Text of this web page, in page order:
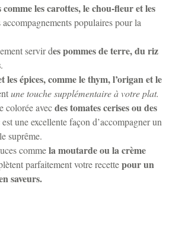
comme les carottes, le chou-fleur et les
accompagnements populaires pour la
servir des pommes de terre, du riz
.
les épices, comme le thym, l’origan et le
une touche supplémentaire à votre plat.
colorée avecdes tomates cerises ou des
est une excellente façon d’accompagner un
suprême.
commela moutarde ou la crème
parfaitement votre recettepour un
saveurs.